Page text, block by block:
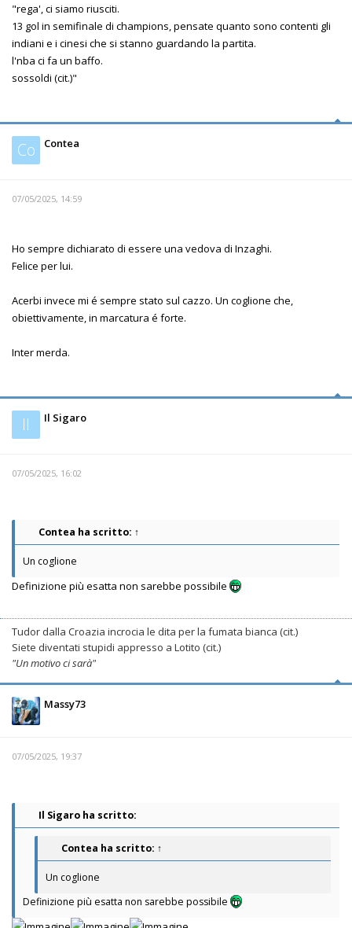
"rega', ci siamo riusciti.
13 gol in semifinale di champions, pensate quanto sono contenti gli
indiani e i cinesi che si stanno guardando la partita.
l'nba ci fa un baffo.
sossoldi (cit.)"
Co Contea
07/05/2025, 14:59
Ho sempre dichiarato di essere una vedova di Inzaghi.
Felice per lui.
Acerbi invece mi é sempre stato sul cazzo. Un coglione che,
obiettivamente, in marcatura é forte.
Inter merda.
Il Il Sigaro
07/05/2025, 16:02
Contea ha scritto: ↑
Un coglione
Definizione più esatta non sarebbe possibile
Tudor dalla Croazia incrocia le dita per la fumata bianca (cit.)
Siete diventati stupidi appresso a Lotito (cit.)
"Un motivo ci sarà"
Massy73
07/05/2025, 19:37
Il Sigaro ha scritto:
Contea ha scritto: ↑
Un coglione
Definizione più esatta non sarebbe possibile